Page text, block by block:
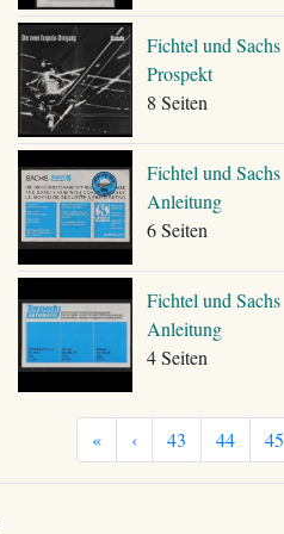
Fichtel und Sachs
Prospekt
8 Seiten
Fichtel und Sachs
Anleitung
6 Seiten
Fichtel und Sachs
Anleitung
4 Seiten
« ‹ 43 44 45